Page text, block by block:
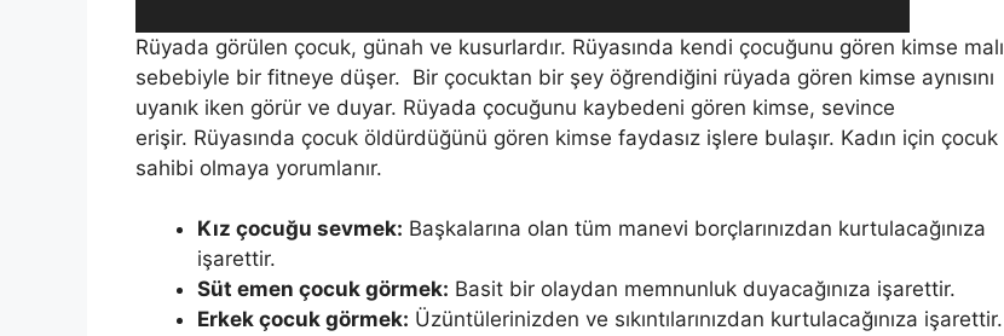
Rüyada görülen çocuk, günah ve kusurlardır. Rüyasında kendi çocuğunu gören kimse malı
sebebiyle bir fitneye düşer. Bir çocuktan bir şey öğrendiğini rüyada gören kimse aynısını
uyanık iken görür ve duyar. Rüyada çocuğunu kaybedeni gören kimse, sevince
erişir. Rüyasında çocuk öldürdüğünü gören kimse faydasız işlere bulaşır. Kadın için çocuk
sahibi olmaya yorumlanır.
Kız çocuğu sev­mek: Başkalarına olan tüm manevi borçlarınızdan kurtulacağınıza
işarettir.
Süt emen çocuk görmek: Basit bir olaydan memnunluk duyacağınıza işaret­tir.
Erkek çocuk görmek: Üzüntülerinizden ve sıkıntılarınızdan kurtulaca­ğınıza işarettir.